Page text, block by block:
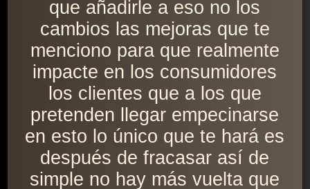
que añadirle a eso no los
cambios las mejoras que te
menciono para que realmente
impacte en los consumidores
los clientes que a los que
pretenden llegar empecinarse
en esto lo único que te hará es
después de fracasar así de
simple no hay más vuelta que